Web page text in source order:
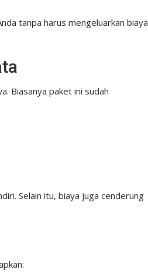
tanpa harus mengeluarkan biaya
Biasanya paket ini sudah
Selain itu, biaya juga cenderung